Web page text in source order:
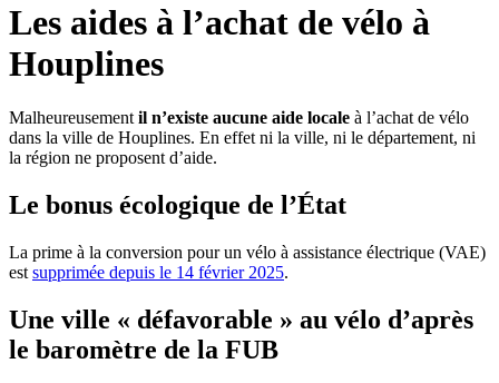
Les aides à l’achat de vélo à
Houplines
Malheureusement il n’existe aucune aide locale à l’achat de vélo
dans la ville de Houplines. En effet ni la ville, ni le département, ni
la région ne proposent d’aide.
Le bonus écologique de l’État
La prime à la conversion pour un vélo à assistance électrique (VAE)
est supprimée depuis le 14 février 2025.
Une ville « défavorable » au vélo d’après
le baromètre de la FUB